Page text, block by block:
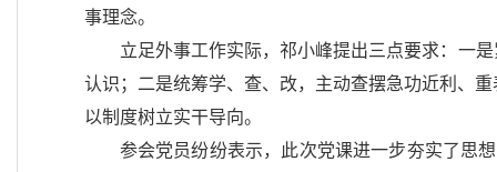
事理念。
立足外事工作实际，祁小峰提出三点要求：一
认识；二是统筹学、查、改，主动查摆急功近利、
以制度树立实干导向。
参会党员纷纷表示，此次党课进一步夯实了思